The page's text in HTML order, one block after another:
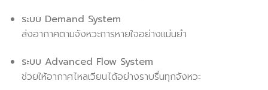
ระบบ Demand System
ส่งอากาศตามจังหวะการหายใจอย่างแม่นยำ
ระบบ Advanced Flow System
ช่วยให้อากาศไหลเวียนได้อย่างราบรื่นทุกจังหวะ